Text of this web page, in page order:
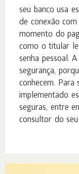
seu banco usa
de conexão
momento do
como o titular
senha pessoal.
segurança,
conhecem. Para
implementado
seguras, entre
consultor do seu